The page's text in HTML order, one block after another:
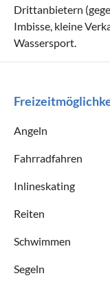
Drittanbietern
Imbisse, kleine
Wassersport.
Angeln
Fahrradfahren
Inlineskating
Reiten
Schwimmen
Segeln